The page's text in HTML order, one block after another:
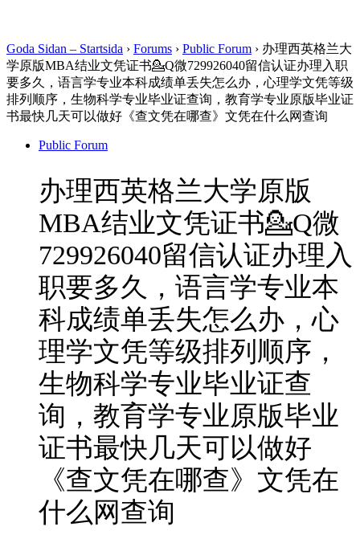
Goda Sidan – Startsida › Forums › Public Forum › 办理西英格兰大
学原版MBA结业文凭证书💁Q微729926040留信认证办理入职
要多久，语言学专业本科成绩单丢失怎么办，心理学文凭等级
排列顺序，生物科学专业毕业证查询，教育学专业原版毕业证
书最快几天可以做好《查文凭在哪查》文凭在什么网查询
Public Forum
办理西英格兰大学原版
MBA结业文凭证书💁Q微
729926040留信认证办理入
职要多久，语言学专业本
科成绩单丢失怎么办，心
理学文凭等级排列顺序，
生物科学专业毕业证查
询，教育学专业原版毕业
证书最快几天可以做好
《查文凭在哪查》文凭在
什么网查询